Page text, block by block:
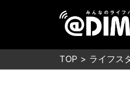
TOP ライフス